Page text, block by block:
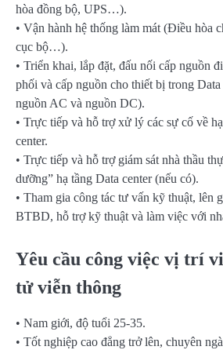
hòa đồng bộ, UPS…).
• Vận hành hệ thống làm mát (Điều hòa
cục bộ…).
• Triển khai, lắp đặt, đấu nối cấp nguồn
phối và cấp nguồn cho thiết bị trong Data
nguồn AC và nguồn DC).
• Trực tiếp và hỗ trợ xử lý các sự cố về
center.
• Trực tiếp và hỗ trợ giám sát nhà thầu
dưỡng” hạ tầng Data center (nếu có).
• Tham gia công tác tư vấn kỹ thuật, lên
BTBD, hỗ trợ kỹ thuật và làm việc với
Yêu cầu công việc vị trí
tử viễn thông
• Nam giới, độ tuổi 25-35.
• Tốt nghiệp cao đẳng trở lên, chuyên